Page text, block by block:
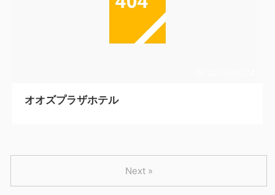
オオズプラザホテル
Next »